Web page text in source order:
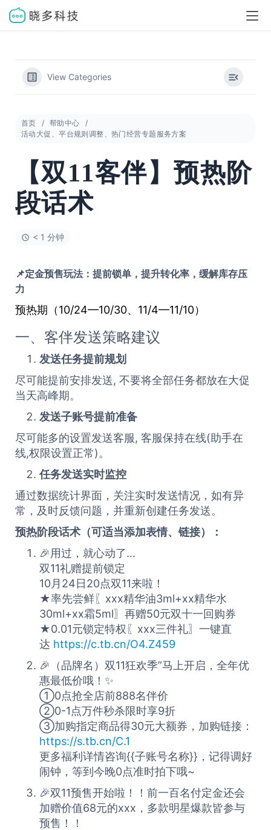
View Categories
首页
帮助中心
活动大促、平台规则调整、热门经营专题服务方案
【双11客伴】预热阶
段话术
< 1 分钟
📌定金预售玩法：提前锁单，提升转化率，缓解库存压
力
预热期（10/24—10/30、11/4—11/10）
一、客伴发送策略建议
发送任务提前规划
尽可能提前安排发送, 不要将全部任务都放在大促
当天高峰期。
发送子账号提前准备
尽可能多的设置发送客服, 客服保持在线(助手在
线,权限设置正常)。
任务发送实时监控
通过数据统计界面，关注实时发送情况，如有异
常，及时反馈问题，并重新创建任务发送。
预热阶段话术（可适当添加表情、链接）：
🎉用过，就心动了…
双11礼赠提前锁定
10月24日20点双11来啦！
★率先尝鲜〖xxx精华油3ml+xx精华水
30ml+xx霜5ml〗再赠50元双十一回购券
★0.01元锁定特权〖xxx三件礼〗一键直
达 https://c.tb.cn/O4.Z459
🎉（品牌名）双11狂欢季”马上开启，全年优
惠最低价哦！✨
①0点抢全店前888名伴价
②0-1点万件秒杀限时享9折
③加购指定商品得30元大额券，加购链接：
https://s.tb.cn/C.1
更多福利详情咨询{{子账号名称}}，记得调好
闹钟，等到今晚0点准时拍下哦~
🎉双11预售开始啦！！前一百名付定金还会
加赠价值68元的xxx，多款明星爆款皆参与
预售！！